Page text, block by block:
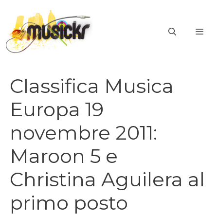
contenuto
Classifica Musica
Europa 19
novembre 2011:
Maroon 5 e
Christina Aguilera al
primo posto